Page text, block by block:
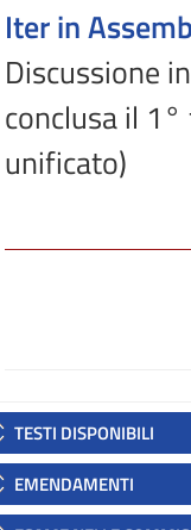
Iter in
Discussione
conclusa il
unificato)
TESTI DISPONIBILI
EMENDAMENTI